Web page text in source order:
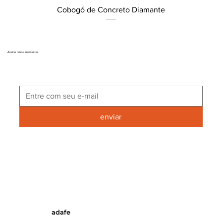
Cobogó de Concreto Diamante
Assine nossa newsletter
enviar
adafe